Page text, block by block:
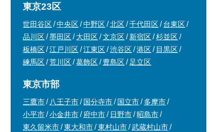
東京23区
世田谷区 中央区 中野区 北区 千代田区
台東区
品川区
墨田区 大田区 文京区 新宿区
杉並区
板橋区
江戸川区 江東区 渋谷区 港区
目黒区
練馬区
荒川区 葛飾区 豊島区 足立区
東京市部
三鷹市 八王子市 国分寺市 国立市
多摩市
小平市
小金井市 府中市 日野市
昭島市
東久留米市
東大和市 東村山市
武蔵村山市